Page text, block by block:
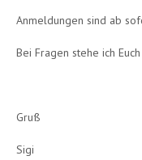
Anmeldungen sind ab
Bei Fragen stehe ich
Gruß
Sigi